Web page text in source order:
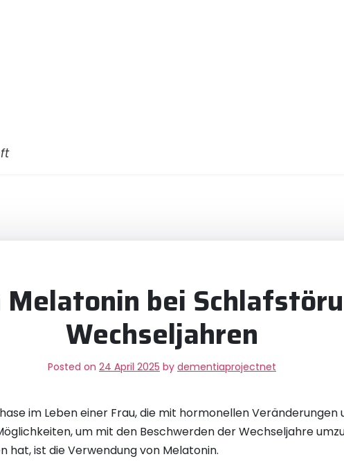
Melatonin bei
Wechseljahren
Posted on 24 April 2025 by dementiaprojectnet
im Leben einer Frau, die mit hormonellen
um mit den Beschwerden der Wechseljahre
ist die Verwendung von Melatonin.